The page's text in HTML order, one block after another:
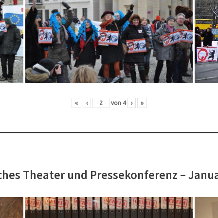
« ‹ von 4 › »
Theater und Pressekonferenz –